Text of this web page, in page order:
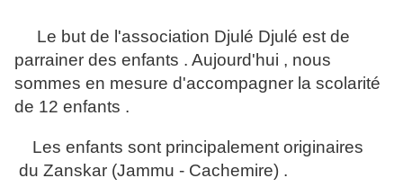
Le but de l'association Djulé Djulé est de
parrainer des enfants . Aujourd'hui , nous
sommes en mesure d'accompagner la scolarité
de 12 enfants .
Les enfants sont principalement originaires
du Zanskar (Jammu - Cachemire) .